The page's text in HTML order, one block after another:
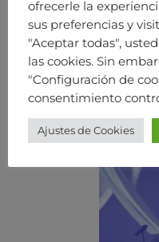
ofrecerle la
sus preferencias y
"Aceptar todas",
las cookies. Sin
"Configuración de
consentimiento
Ajustes de Cookies